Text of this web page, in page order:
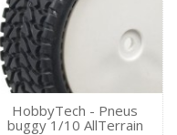
HobbyTech - Pneus
buggy 1/10 AllTerrain